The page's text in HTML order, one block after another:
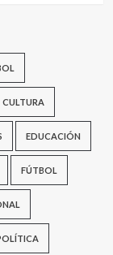
CULTURA
EDUCACIÓN
FÚTBOL